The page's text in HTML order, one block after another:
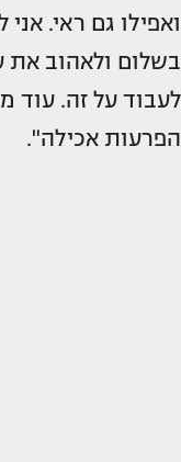
ואפילו גם ראי.
בשלום ולאהוב את
לעבוד על זה. עוד
הפרעות אכילה".